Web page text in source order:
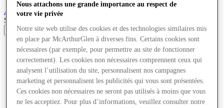
AshfordVillage de Marques
Search input
Magasins
Offres
Planifiez votre visite
Quoi de neuf
Mangez et buvez
Cartes cadeaux
Services
Nous attachons une grande importance au respect de
votre vie privée
Notre site web utilise des cookies et des technologies similaires mis
en place par McArthurGlen à diverses fins. Certains cookies sont
nécessaires (par exemple, pour permettre au site de fonctionner
correctement). Les cookies non nécessaires comprennent ceux qui
analysent l’utilisation du site, personnalisent nos campagnes
marketing et personnalisent les publicités qui vous sont présentées.
Ces cookies non nécessaires ne seront pas utilisés à moins que vous
ne les acceptiez. Pour plus d’informations, veuillez consulter notre